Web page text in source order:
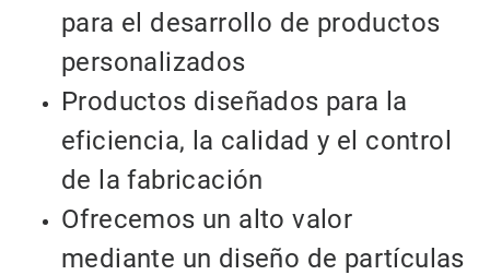
para el desarrollo de productos
personalizados
Productos diseñados para la
eficiencia, la calidad y el control
de la fabricación
Ofrecemos un alto valor
mediante un diseño de partículas